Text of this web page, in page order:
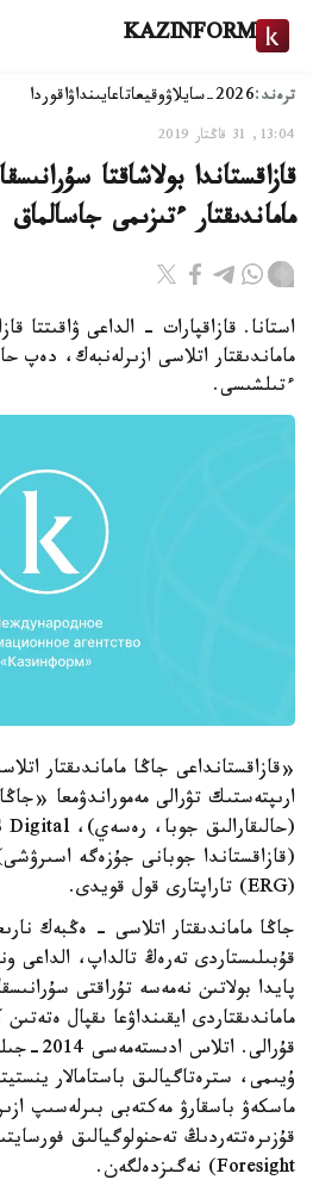
KAZINFORM
ترەند:2026-سايلاۋ وقيعاتاعايىنداۋاقوردا
13:04, 31 قاڭتار 2019
قازاقستاندا بولاشاقتا
ماماندىقتار ءتىزىمى جاسالماق
استانا. قازاقپارات - الداعى ۋاقىتتا
ماماندىقتار اتلاسى ازىرلەنبەك، دەپ
ءتىلشىسى.
«قازاقستانداعى جاڭا ماماندىقتار
ارىپتەستىك تۋرالى مەموراندۋمعا
(قازاقستاندا جوبانى جۇزەگە
(ERG) تاراپتارى قول قويدى.
جاڭا ماماندىقتار اتلاسى - ەڭبەك
قۇبىلىستاردى تەرەڭ تالداپ، الداعى
پايدا بولاتىن نەمەسە تۇراقتى
ماماندىقتاردى ايقىنداۋعا ىقپال
قۇرالى.
ۇيىمى، سترەتاگيالىق باستامالار
ماسكەۋ باسقارۋ مەكتەبى بىرلەسىپ
Foresight) نەگىزدەلگەن.